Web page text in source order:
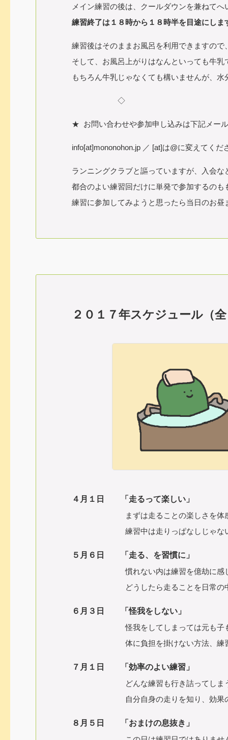
メイン練習の後は、クールダウンを兼ねて
練習終了は１８時から１８時半を目途にしま
練習後はそのままお風呂を利用できますの
そして、お風呂上がりはなんといっても牛乳
もちろん牛乳じゃなくても構いませんが、
◇
★ お問い合わせや参加申し込みは下記メー
info[at]mononohon.jp ／ [at]は@に変えてくだ
ランニングクラブと謳っていますが、入会な
都合のよい練習回だけに単発で参加するのも
練習に参加してみようと思ったら当日のお
２０１７年スケジュール（
４月１日 「走るって楽しい」
まずは走ることの楽しさを体感
練習中は走りっぱなしじゃないと
５月６日 「走る、を習慣に」
慣れない内は練習を億劫に感じる
どうしたら走ることを日常の中に取
６月３日 「怪我をしない」
怪我をしてしまっては元も子も
体に負担を掛けない方法、練習と休
７月１日 「効率のよい練習」
どんな練習も行き詰ってしまう
自分自身の走りを知り、効果の出や
８月５日 「おまけの息抜き」